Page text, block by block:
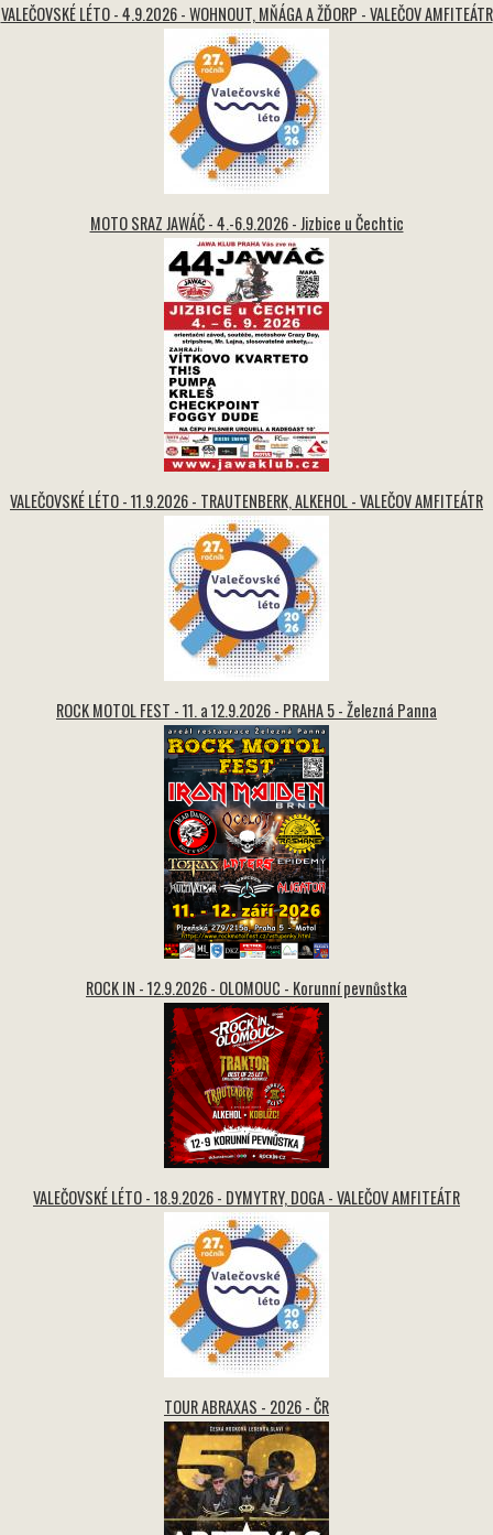
VALEČOVSKÉ LÉTO - 4.9.2026 - WOHNOUT, MŇÁGA A ŽĎORP - VALEČOV AMFITEÁTR
MOTO SRAZ JAWÁČ - 4.-6.9.2026 - Jizbice u Čechtic
VALEČOVSKÉ LÉTO - 11.9.2026 - TRAUTENBERK, ALKEHOL - VALEČOV AMFITEÁTR
ROCK MOTOL FEST - 11. a 12.9.2026 - PRAHA 5 - Železná Panna
ROCK IN - 12.9.2026 - OLOMOUC - Korunní pevnůstka
VALEČOVSKÉ LÉTO - 18.9.2026 - DYMYTRY, DOGA - VALEČOV AMFITEÁTR
TOUR ABRAXAS - 2026 - ČR